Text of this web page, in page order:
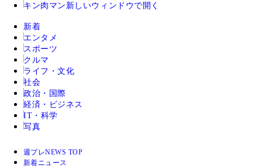
キン肉マン 新しいウィンドウで開く
新着
エンタメ
スポーツ
クルマ
ライフ・文化
社会
政治・国際
経済・ビジネス
IT・科学
写真
週プレNEWS TOP
新着ニュース